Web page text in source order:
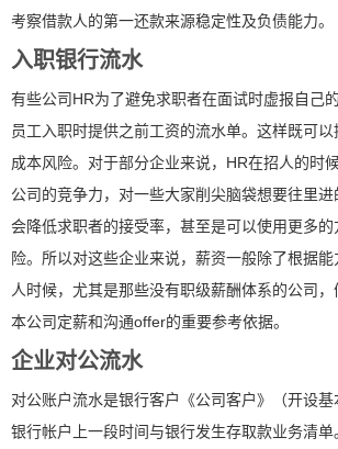
考察借款人的第一还款来源稳定性及负债能力。
入职银行流水
有些公司HR为了避免求职者在面试时虚报自己
员工入职时提供之前工资的流水单。这样既可
成本风险。对于部分企业来说，HR在招人的时
公司的竞争力，对一些大家削尖脑袋想要往里
会降低求职者的接受率，甚至是可以使用更多的
险。所以对这些企业来说，薪资一般除了根据
人时候，尤其是那些没有职级薪酬体系的公司
本公司定薪和沟通offer的重要参考依据。
企业对公流水
对公账户流水是银行客户《公司客户》（开设
银行帐户上一段时间与银行发生存取款业务清单